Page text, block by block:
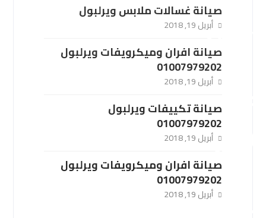
صيانة غسالات ملابس ويرلبول
أبريل 19, 2018
صيانة افران وميكرويفات ويرلبول
01007979202
أبريل 19, 2018
صيانة تكييفات ويرلبول
01007979202
أبريل 19, 2018
صيانة افران وميكرويفات ويرلبول
01007979202
أبريل 19, 2018